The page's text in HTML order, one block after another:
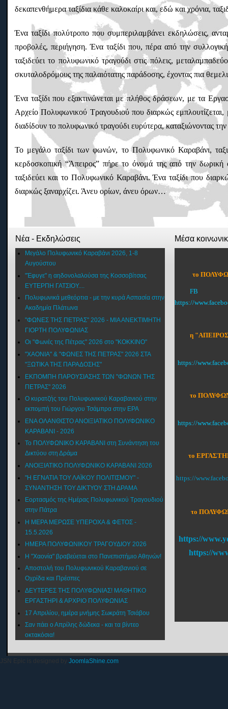
δεκαπενθήμερα ταξίδια κάθε καλοκαίρι και, εδώ και χρόνια,
Ένα ταξίδι πολύτροπο που συμπεριλαμβάνει εκδηλώσεις,
προβολές, περιήγηση. Ένα ταξίδι που, πέρα από την
ταξιδεύει το πολυφωνικό τραγούδι στις πόλεις,
σκυταλοδρόμους της παλαιότατης παράδοσης, έχοντας πια
Ένα ταξίδι που εξακτινώνεται με πλήθος δράσεων, με τα
Αρχείο Πολυφωνικού Τραγουδιού που διαρκώς εμπλουτίζεται,
διαδίδουν το πολυφωνικό τραγούδι ευρύτερα, καταξιώνοντας
Το μεγάλο ταξίδι των φωνών, το Πολυφωνικό Καραβάνι,
κερδοσκοπική “Άπειρος” πήρε το όνομά της από την
ταξιδεύει και το Πολυφωνικό Καραβάνι. Ένα ταξίδι που
διαρκώς ξαναρχίζει. Άνευ ορίων, άνευ όρων…
Νέα - Εκδηλώσεις
Μεγάλο Πολυφωνικό Καραβάνι 2026, 1-8
Αυγούστου
"Έφυγε" η αηδονολαλούσα της Κοσσοβίτσας
ΕΥΤΕΡΠΗ ΓΑΤΣΙΟΥ....
Πολυφωνικά μεθεόρτια - με την κυρά Ασπασία στην
Ακαδημία Πλάτωνα
"ΦΩΝΕΣ ΤΗΣ ΠΕΤΡΑΣ" 2026 - ΜΙΑ ΑΝΕΚΤΙΜΗΤΗ
ΓΙΟΡΤΗ ΠΟΛΥΦΩΝΙΑΣ
Οι "Φωνές της Πέτρας" 2026 στο "ΚΟΚΚΙΝΟ"
"XAONIA" & "ΦΩΝΕΣ ΤΗΣ ΠΕΤΡΑΣ" 2026 ΣΤΑ
"ΞΩΤΙΚΑ ΤΗΣ ΠΑΡΑΔΟΣΗΣ"
ΕΚΠΟΜΠΗ ΠΑΡΟΥΣΙΑΣΗΣ ΤΩΝ "ΦΩΝΩΝ ΤΗΣ
ΠΕΤΡΑΣ" 2026
Ο κυρατζής του Πολυφωνικού Καραβανιού στην
εκπομπή του Γιώργου Τσάμπρα στην ΕΡΑ
ΕΝΑ ΟΛΑΝΘΙΣΤΟ ΑΝΟΙΞΙΑΤΙΚΟ ΠΟΛΥΦΩΝΙΚΟ
ΚΑΡΑΒΑΝΙ - 2026
Το ΠΟΛΥΦΩΝΙΚΟ ΚΑΡΑΒΑΝΙ στη Συνάντηση του
Δικτύου στη Δράμα
ΑΝΟΙΞΙΑΤΙΚΟ ΠΟΛΥΦΩΝΙΚΟ ΚΑΡΑΒΑΝΙ 2026
"Η ΕΓΝΑΤΙΑ ΤΟΥ ΛΑΪΚΟΥ ΠΟΛΙΤΙΣΜΟΥ" -
ΣΥΝΑΝΤΗΣΗ ΤΟΥ ΔΙΚΤΥΟΥ ΣΤΗ ΔΡΑΜΑ
Εορτασμός της Ημέρας Πολυφωνικού Τραγουδιού
στην Πάτρα
Η ΜΕΡΑ ΜΕΡΩΣΕ ΥΠΕΡΟΧΑ & ΦΕΤΟΣ -
15.5.2026
ΗΜΕΡΑ ΠΟΛΥΦΩΝΙΚΟΥ ΤΡΑΓΟΥΔΙΟΥ 2026
Η "Χαονία" βραβεύεται στο Πανεπιστήμιο Αθηνών!
Αποστολή του Πολυφωνικού Καραβανιού σε
Οχρίδα και Πρέσπες
ΔΕΥΤΕΡΕΣ ΤΗΣ ΠΟΛΥΦΩΝΙΑΣ! ΜΑΘΗΤΙΚΟ
ΕΡΓΑΣΤΗΡΙ & ΑΡΧΡΙΟ ΠΟΛΥΦΩΝΙΑΣ
17 Απριλίου, ημέρα μνήμης Σωκράτη Τσιάβου
Σαν πάει ο Απρίλης δώδεκα - και τα βίντεο
οκτακόσια!
Μέσα
το
FB
https://
η
https://
το
https://
το
https://
το
https://
https://
JSN Epic is designed by JoomlaShine.com